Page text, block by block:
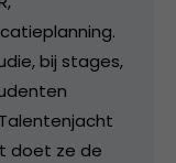
bij stages,
doet ze de